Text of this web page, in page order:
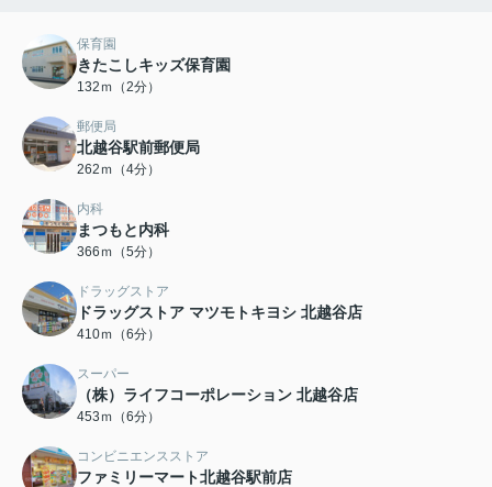
保育園
きたこしキッズ保育園
132ｍ（2分）
郵便局
北越谷駅前郵便局
262ｍ（4分）
内科
まつもと内科
366ｍ（5分）
ドラッグストア
ドラッグストア マツモトキヨシ 北越谷店
410ｍ（6分）
スーパー
（株）ライフコーポレーション 北越谷店
453ｍ（6分）
コンビニエンスストア
ファミリーマート北越谷駅前店